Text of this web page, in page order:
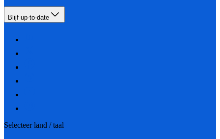
Blijf up-to-date
Selecteer land / taal